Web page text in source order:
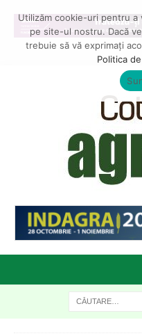
Utilizăm cookie-uri pentru a
pe site-ul nostru. Dacă
trebuie să vă exprimați
Politica